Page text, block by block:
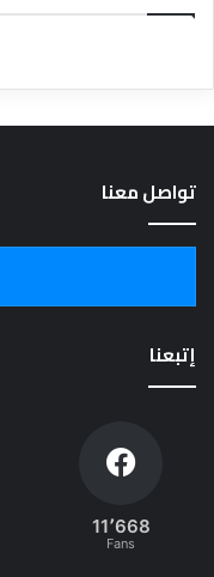
تواصل معنا
إتبعنا
11٬668
Fans